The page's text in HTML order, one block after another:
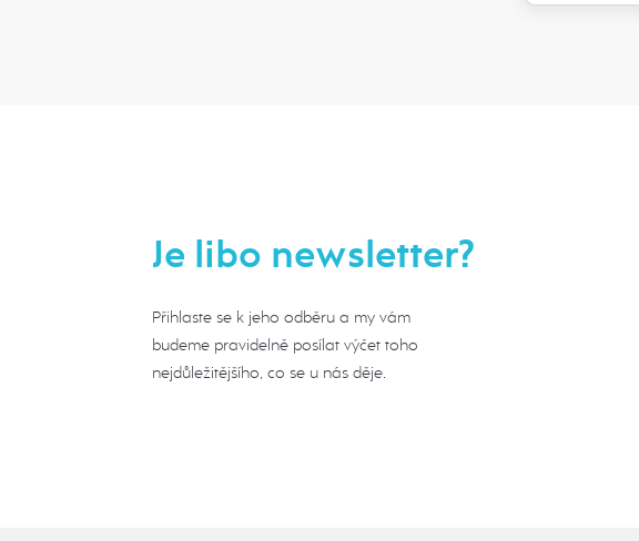
Je libo newsletter?
Přihlaste se k jeho odběru a my vám
budeme pravidelně posílat výčet toho
nejdůležitějšího, co se u nás děje.